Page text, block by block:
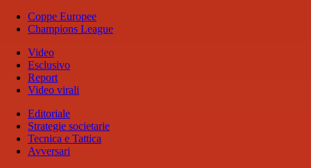
Coppe Europee
Champions League
Video
Esclusivo
Report
Video virali
Editoriale
Strategie societarie
Tecnica e Tattica
Avversari